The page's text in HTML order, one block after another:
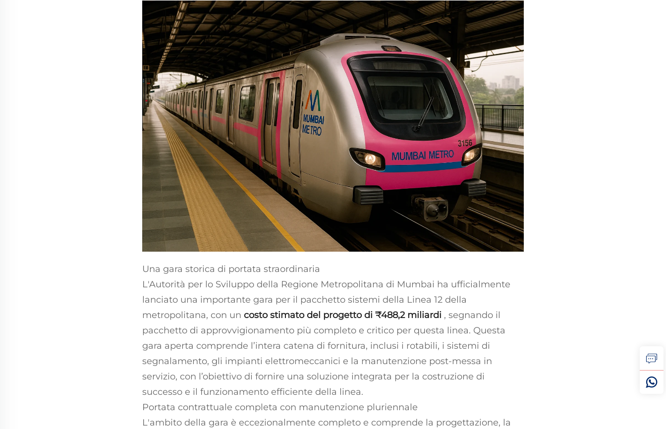
Una gara storica di portata straordinaria
L'Autorità per lo Sviluppo della Regione Metropolitana di Mumbai ha ufficialmente
lanciato una importante gara per il pacchetto sistemi della Linea 12 della
metropolitana, con un costo stimato del progetto di ₹488,2 miliardi , segnando il
pacchetto di approvvigionamento più completo e critico per questa linea. Questa
gara aperta comprende l’intera catena di fornitura, inclusi i rotabili, i sistemi di
segnalamento, gli impianti elettromeccanici e la manutenzione post-messa in
servizio, con l’obiettivo di fornire una soluzione integrata per la costruzione di
successo e il funzionamento efficiente della linea.
Portata contrattuale completa con manutenzione pluriennale
L'ambito della gara è eccezionalmente completo e comprende la progettazione, la